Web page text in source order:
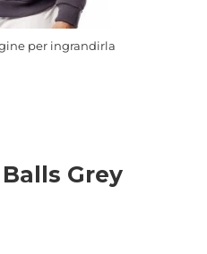
per ingrandirla
Grey